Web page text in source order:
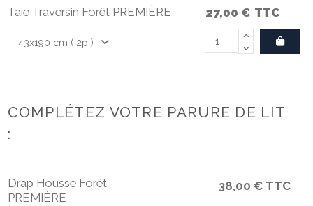
Taie Traversin Forêt PREMIÈRE 27,00 € TTC
COMPLÉTEZ VOTRE PARURE DE LIT
:
Drap Housse Forêt
PREMIÈRE
38,00 € TTC